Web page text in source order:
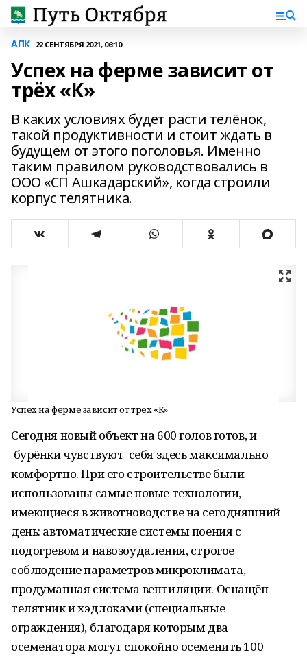
АПК 22 СЕНТЯБРЯ 2021, 06:10
Успех на ферме зависит от
трёх «К»
В каких условиях будет расти телёнок,
такой продуктивности и стоит ждать в
будущем от этого поголовья. Именно
таким правилом руководствовались в
ООО «СП Ашкадарский», когда строили
корпус телятника.
Успех на ферме зависит от трёх «К»
Сегодня новый объект на 600 голов готов, и
бурёнки чувствуют себя здесь максимально
комфортно. При его строительстве были
использованы самые новые технологии,
имеющиеся в животноводстве на сегодняшний
день: автоматические системы поения с
подогревом и навозоудаления, строгое
соблюдение параметров микроклимата,
продуманная система вентиляции. Оснащён
телятник и хэдлоками (специальные
ограждения), благодаря которым два
осеменатора могут спокойно осеменить 100